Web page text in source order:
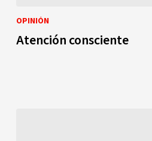
OPINIÓN
Atención consciente